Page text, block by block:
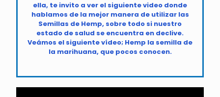
ella, te invito a ver el siguiente video donde
hablamos de la mejor manera de utilizar las
Semillas de Hemp, sobre todo si nuestro
estado de salud se encuentra en declive.
Veámos el siguiente vídeo; Hemp la semilla de
la marihuana, que pocos conocen.